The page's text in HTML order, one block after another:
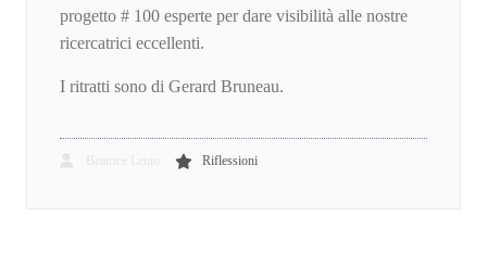
progetto # 100 esperte per dare visibilità alle nostre
ricercatrici eccellenti.
I ritratti sono di Gerard Bruneau.
Riflessioni